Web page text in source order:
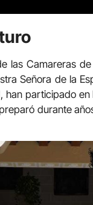
las Camareras
Señora de la
participado
durante